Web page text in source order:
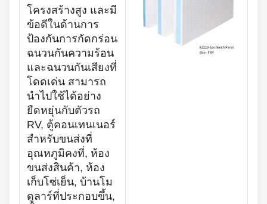
โครงสร้างสูง และมี
ข้อดีในด้านการ
ป้องกันการกัดกร่อน
ฉนวนกันความร้อน
และฉนวนกันเสียงที่
โดดเด่น สามารถ
นำไปใช้ได้อย่าง
ยืดหยุ่นกับตัวรถ
RV, ตู้คอนเทนเนอร์
สำหรับขนส่งที่
อุณหภูมิคงที่, ห้อง
ขนส่งสินค้า, ห้อง
เก็บโซ่เย็น, บ้านโม
ดูลาร์ที่ประกอบขึ้น,